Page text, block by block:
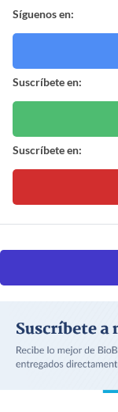
Síguenos en:
Suscríbete en:
Suscríbete en: